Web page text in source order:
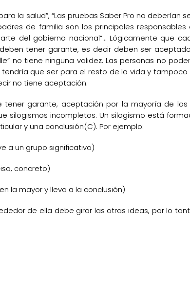
la salud”, “Las pruebas Saber Pro no deberían
de familia son los principales
del gobierno nacional”… Lógicamente que
tener garante, es decir deben ser
no tiene ninguna validez. Las personas no
que ser para el resto de la vida y
no tiene aceptación.
garante, aceptación por la mayoría de
incompletos. Un silogismo está
y una conclusión(C). Por ejemplo:
a un grupo significativo)
concreto)
la mayor y lleva a la conclusión)
de ella debe girar las otras ideas, por lo